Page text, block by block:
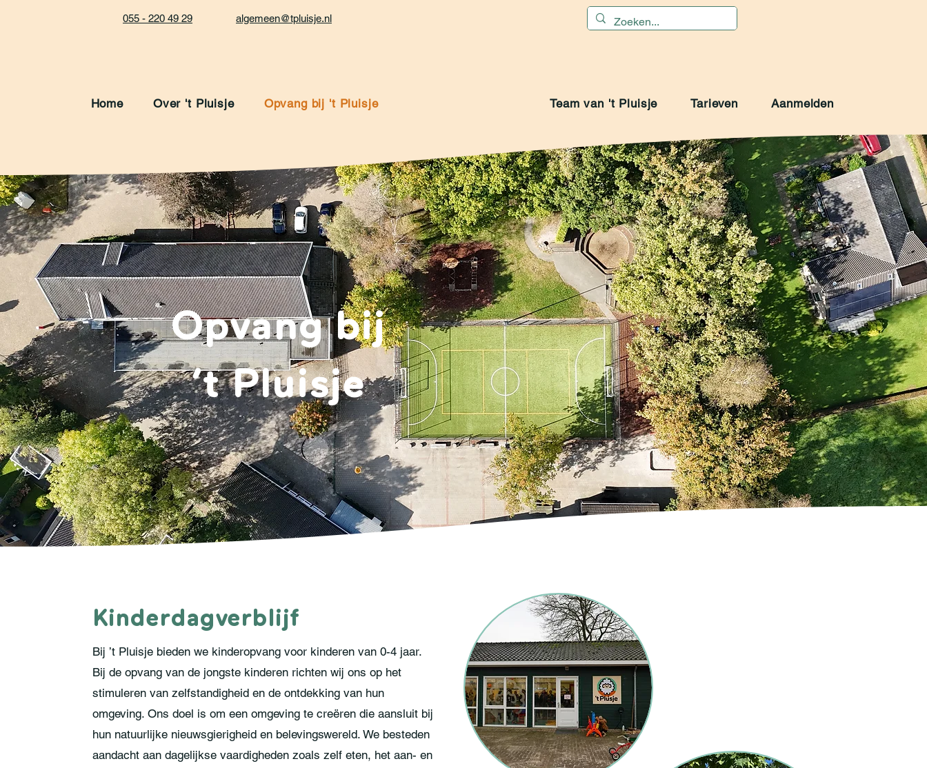
055 - 220 49 29 algemeen@tpluisje.nl
Home Over 't Pluisje Opvang bij 't Pluisje Team van 't Pluisje Tarieven Aanmelden
Opvang bij
’t Pluisje
Kinderdagverblijf
Bij ’t Pluisje bieden we kinderopvang voor kinderen van 0-4 jaar.
Bij de opvang van de jongste kinderen richten wij ons op het
stimuleren van zelfstandigheid en de ontdekking van hun
omgeving. Ons doel is om een omgeving te creëren die aansluit bij
hun natuurlijke nieuwsgierigheid en belevingswereld. We besteden
aandacht aan dagelijkse vaardigheden zoals zelf eten, het aan- en